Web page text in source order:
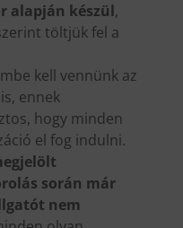
alapján készül,
töltjük fel a
kell vennünk az
ennek
hogy minden
el fog indulni.
során már
nem